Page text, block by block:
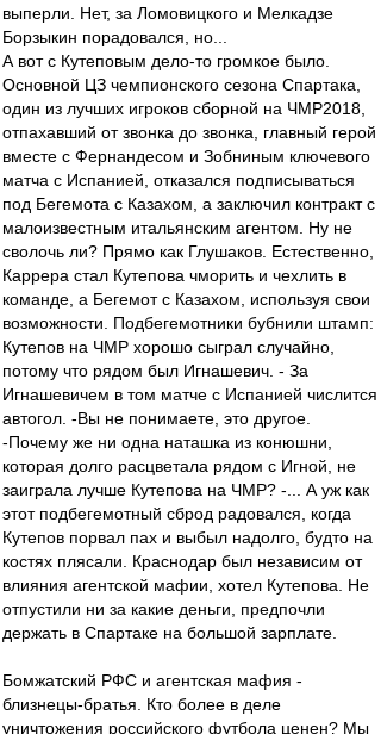
выперли. Нет, за Ломовицкого и Мелкадзе
Борзыкин порадовался, но...
А вот с Кутеповым дело-то громкое было.
Основной ЦЗ чемпионского сезона Спартака,
один из лучших игроков сборной на ЧМР2018,
отпахавший от звонка до звонка, главный герой
вместе с Фернандесом и Зобниным ключевого
матча с Испанией, отказался подписываться
под Бегемота с Казахом, а заключил контракт с
малоизвестным итальянским агентом. Ну не
сволочь ли? Прямо как Глушаков. Естественно,
Каррера стал Кутепова чморить и чехлить в
команде, а Бегемот с Казахом, используя свои
возможности. Подбегемотники бубнили штамп:
Кутепов на ЧМР хорошо сыграл случайно,
потому что рядом был Игнашевич. - За
Игнашевичем в том матче с Испанией числится
автогол. -Вы не понимаете, это другое.
-Почему же ни одна наташка из конюшни,
которая долго расцветала рядом с Игной, не
заиграла лучше Кутепова на ЧМР? -... А уж как
этот подбегемотный сброд радовался, когда
Кутепов порвал пах и выбыл надолго, будто на
костях плясали. Краснодар был независим от
влияния агентской мафии, хотел Кутепова. Не
отпустили ни за какие деньги, предпочли
держать в Спартаке на большой зарплате.
Бомжатский РФС и агентская мафия -
близнецы-братья. Кто более в деле
уничтожения российского футбола ценен? Мы